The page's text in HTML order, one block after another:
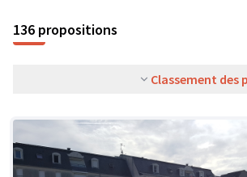
136 propositions
Classement des